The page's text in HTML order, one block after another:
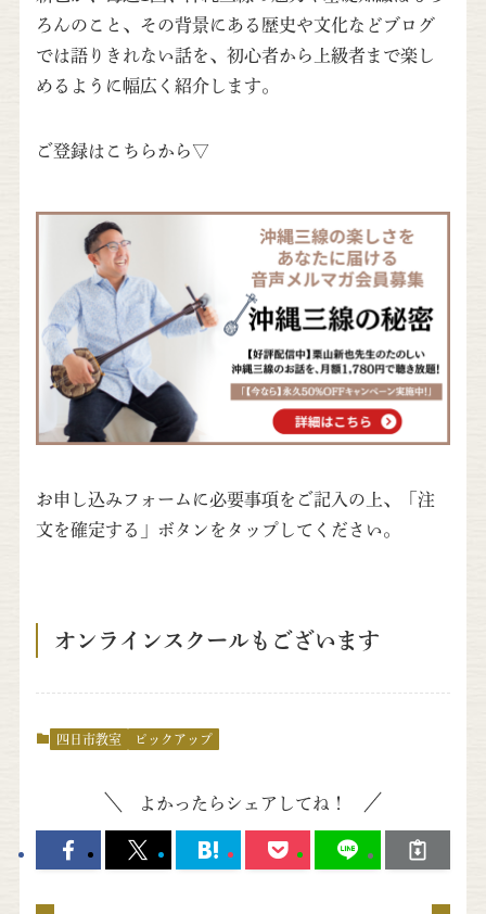
ろんのこと、その背景にある歴史や文化などブログ
では語りきれない話を、初心者から上級者まで楽し
めるように幅広く紹介します。
ご登録はこちらから▽
お申し込みフォームに必要事項をご記入の上、「注
文を確定する」ボタンをタップしてください。
オンラインスクールもございます
四日市教室 ピックアップ
よかったらシェアしてね！